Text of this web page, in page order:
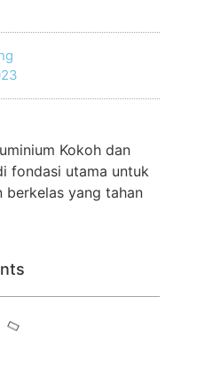
Kokoh dan
fondasi utama untuk
berkelas yang tahan